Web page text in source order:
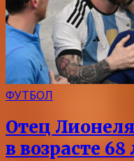
ФУТБОЛ
Отец
в возрасте